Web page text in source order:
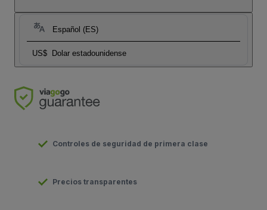
Español (ES)
US$ Dolar estadounidense
Controles de seguridad de primera clase
Precios transparentes